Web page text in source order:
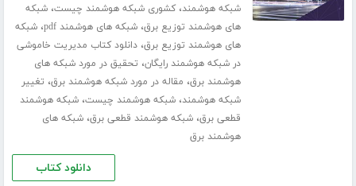
شبکه هوشمند،کشوری شبکه هوشمند چیست،شبکه
های هوشمند توزیع برق،شبکه های هوشمند pdf ،شبکه
های هوشمند توزیع برق،دانلود کتاب مدیریت خاموشی
در شبکه هوشمند رایگان، تحقیق در مورد شبکه های
هوشمند برق، مقاله در مورد شبکه هوشمند برق، تغییر
شبکه هوشمند،شبکه هوشمند چیست،شبکه هوشمند
قطعی برق،شبکه هوشمند قطعی برق،شبکه های
هوشمند برق
دانلود کتاب